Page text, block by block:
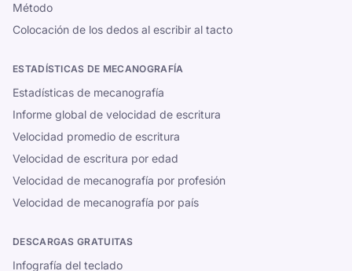
Método
Colocación de los dedos al escribir al tacto
ESTADÍSTICAS DE MECANOGRAFÍA
Estadísticas de mecanografía
Informe global de velocidad de escritura
Velocidad promedio de escritura
Velocidad de escritura por edad
Velocidad de mecanografía por profesión
Velocidad de mecanografía por país
DESCARGAS GRATUITAS
Infografía del teclado